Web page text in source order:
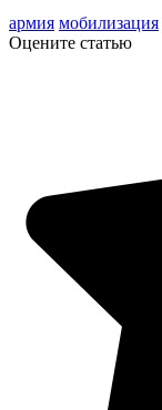
армия мобилизация
Оцените статью